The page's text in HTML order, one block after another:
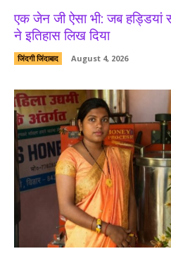
एक जेन जी ऐसा भी: जब हड्डियां
ने इतिहास लिख दिया
जिंदगी जिंदाबाद August 4, 2026